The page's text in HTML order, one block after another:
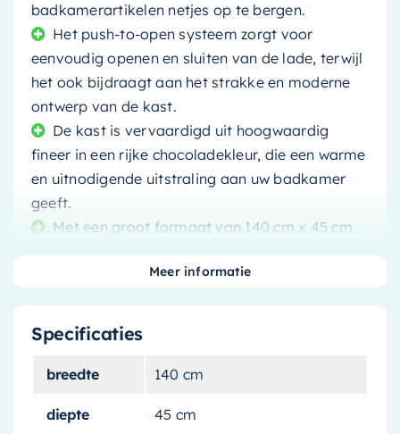
badkamerartikelen netjes op te bergen.
Het push-to-open systeem zorgt voor
eenvoudig openen en sluiten van de lade, terwijl
het ook bijdraagt aan het strakke en moderne
ontwerp van de kast.
De kast is vervaardigd uit hoogwaardig
fineer in een rijke chocoladekleur, die een warme
en uitnodigende uitstraling aan uw badkamer
geeft.
Met een groot formaat van 140 cm x 45 cm
dat dit ten koste gaat van de ruimte in uw
De kast is gemakkelijk te installeren en zal
een stijlvolle en praktische toevoeging aan uw
badkamer zijn.
Specificaties
breedte 140 cm
diepte 45 cm
Meer informatie